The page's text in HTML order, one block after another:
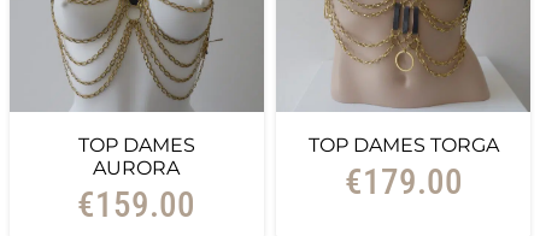
TOP DAMES
AURORA
€159.00
TOP DAMES TORGA
€179.00